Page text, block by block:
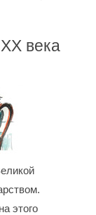
века
этого